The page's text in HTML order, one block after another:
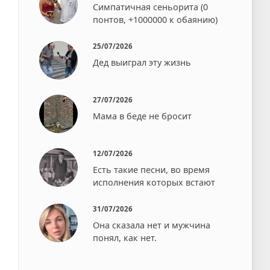
Симпатичная сеньорита (0
понтов, +1000000 к обаянию)
25/07/2026
Дед выиграл эту жизнь
27/07/2026
Мама в беде не бросит⁠⁠
12/07/2026
Есть такие песни, во время
исполнения которых встают⁠⁠
31/07/2026
Она сказала нет и мужчина
понял, как нет.